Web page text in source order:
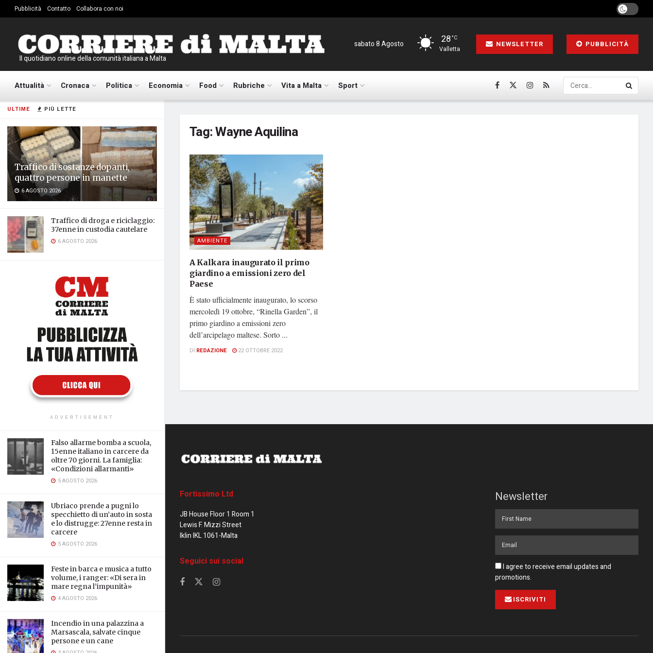
ULTIME PIÙ LETTE
Traffico di sostanze dopanti,
quattro persone in manette
6 AGOSTO 2026
Traffico di droga e riciclaggio:
37enne in custodia cautelare
6 AGOSTO 2026
ADVERTISEMENT
Falso allarme bomba a scuola,
15enne italiano in carcere da
oltre 70 giorni. La famiglia:
«Condizioni allarmanti»
5 AGOSTO 2026
Ubriaco prende a pugni lo
specchietto di un’auto in sosta
e lo distrugge: 27enne resta in
carcere
5 AGOSTO 2026
Feste in barca e musica a tutto
volume, i ranger: «Di sera in
mare regna l’impunità»
4 AGOSTO 2026
Incendio in una palazzina a
Marsascala, salvate cinque
persone e un cane
Pubblicità Contatto Collabora con noi
Il quotidiano online della comunità italiana a Malta
sabato 8 Agosto 28°C
Valletta
NEWSLETTER PUBBLICITÀ
Attualità Cronaca Politica Economia Food Rubriche Vita a Malta Sport
Tag:Wayne Aquilina
AMBIENTE
A Kalkara inaugurato il primo
giardino a emissioni zero del
Paese
È stato ufficialmente inaugurato, lo scorso
mercoledì 19 ottobre, “Rinella Garden”, il
primo giardino a emissioni zero
dell’arcipelago maltese. Sorto ...
DI REDAZIONE 22 OTTOBRE 2022
Fortissimo Ltd
JB House Floor 1 Room 1
Lewis F. Mizzi Street
Iklin IKL 1061-Malta
Seguici sui social
Newsletter
I agree to receive email updates and
promotions.
ISCRIVITI